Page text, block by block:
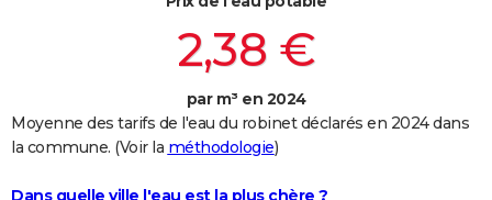
Bricolage
Lifestyle
Culture
Sport
Auto
Television
Voyage
Cinema
2,38 €
par m³ en 2024
Moyenne des tarifs de l'eau du robinet déclarés en 2024 dans
la commune. (Voir la méthodologie)
Dans quelle ville l'eau est la plus chère ?